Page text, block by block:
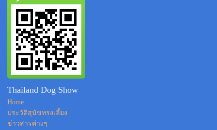
Thailand Dog Show
Home
ประวัติสุนัขทรงเลี้ยง
ข่าวสารต่างๆ